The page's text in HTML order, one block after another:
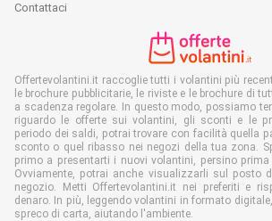
Contattaci
Offertevolantini.it raccoglie tutti i volantini più
le brochure pubblicitarie, le riviste e le brochure di
a scadenza regolare. In questo modo, possiamo
riguardo le offerte sui volantini, gli sconti e le
periodo dei saldi, potrai trovare con facilità quella
sconto o quel ribasso nei negozi della tua zona.
primo a presentarti i nuovi volantini, persino
Ovviamente, potrai anche visualizzarli sul posto
negozio. Metti Offertevolantini.it nei preferiti e
denaro. In più, leggendo volantini in formato
spreco di carta, aiutando l'ambiente.